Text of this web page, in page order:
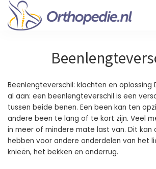
Beenlengteverschil: klachten en
al aan: een beenlengteverschil is een
tussen beide benen. Een been kan ten
andere been te lang of te kort zijn. Veel
in meer of mindere mate last van. Dit kan
hebben voor andere onderdelen van het
knieën, het bekken en onderrug.